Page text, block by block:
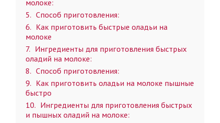
молоке:
5
Способ приготовления:
6
Как приготовить быстрые оладьи на
молоке
7
Ингредиенты для приготовления быстрых
оладий на молоке:
8
Способ приготовления:
9
Как приготовить оладьи на молоке пышные
быстро
10
Ингредиенты для приготовления быстрых
и пышных оладий на молоке: